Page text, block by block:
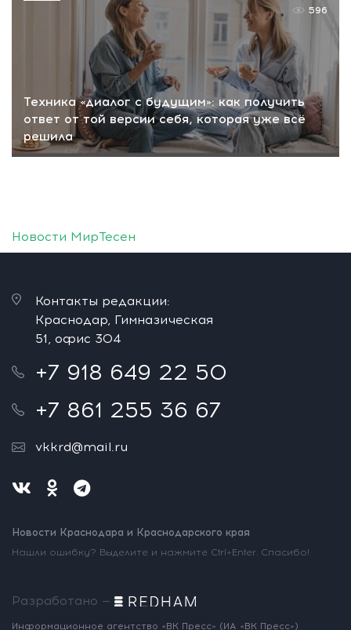
Техника «диалог с будущим»: как получить
ответ от той версии себя, которая уже всё
решила
596
Новости МирТесен
Контакты редакции:
Краснодар, Гимназическая
51, офис 304
+7 918 649 22 50
+7 861 255 36 67
vkkrd@mail.ru
Новости Краснодара и Краснодарского края
Нашли ошибку? Выделите и нажмите Ctrl+Enter. Спасибо!
Разработано —
Информационное агентство «ВК Пресс» (ИА «ВК Пресс»)